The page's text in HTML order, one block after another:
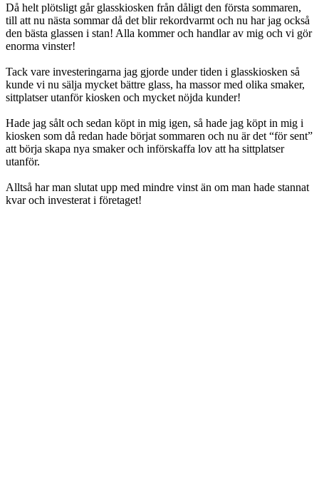
Då helt plötsligt går glasskiosken från dåligt den första sommaren,
till att nu nästa sommar då det blir rekordvarmt och nu har jag också
den bästa glassen i stan! Alla kommer och handlar av mig och vi gör
enorma vinster!
Tack vare investeringarna jag gjorde under tiden i glasskiosken så
kunde vi nu sälja mycket bättre glass, ha massor med olika smaker,
sittplatser utanför kiosken och mycket nöjda kunder!
Hade jag sålt och sedan köpt in mig igen, så hade jag köpt in mig i
kiosken som då redan hade börjat sommaren och nu är det “för sent”
att börja skapa nya smaker och införskaffa lov att ha sittplatser
utanför.
Alltså har man slutat upp med mindre vinst än om man hade stannat
kvar och investerat i företaget!